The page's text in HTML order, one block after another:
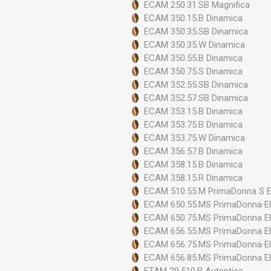
ECAM 250.31.SB Magnifica
ECAM 350.15.B Dinamica
ECAM 350.35.SB Dinamica
ECAM 350.35.W Dinamica
ECAM 350.55.B Dinamica
ECAM 350.75.S Dinamica
ECAM 352.55.SB Dinamica
ECAM 352.57.SB Dinamica
ECAM 353.15.B Dinamica
ECAM 353.75.B Dinamica
ECAM 353.75.W Dinamica
ECAM 356.57.B Dinamica
ECAM 358.15.B Dinamica
ECAM 358.15.R Dinamica
ECAM 510.55.M PrimaDonna S
ECAM 650.55.MS PrimaDonna
ECAM 650.75.MS PrimaDonna
ECAM 656.55.MS PrimaDonna
ECAM 656.75.MS PrimaDonna
ECAM 656.85.MS PrimaDonna